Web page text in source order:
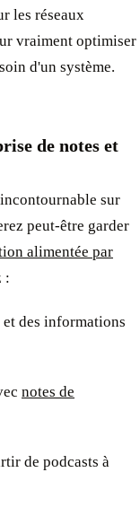
les réseaux
vraiment optimiser
d'un système.
de notes et
sur
peut-être garder
alimentée par
:
des informations
notes de
de podcasts à